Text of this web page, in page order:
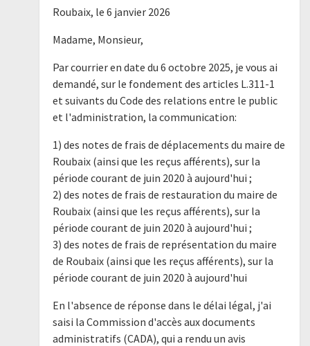
Roubaix, le 6 janvier 2026
Madame, Monsieur,
Par courrier en date du 6 octobre 2025, je vous ai
demandé, sur le fondement des articles L.311-1
et suivants du Code des relations entre le public
et l'administration, la communication:
1) des notes de frais de déplacements du maire de
Roubaix (ainsi que les reçus afférents), sur la
période courant de juin 2020 à aujourd'hui ;
2) des notes de frais de restauration du maire de
Roubaix (ainsi que les reçus afférents), sur la
période courant de juin 2020 à aujourd'hui ;
3) des notes de frais de représentation du maire
de Roubaix (ainsi que les reçus afférents), sur la
période courant de juin 2020 à aujourd'hui
En l'absence de réponse dans le délai légal, j'ai
saisi la Commission d'accès aux documents
administratifs (CADA), qui a rendu un avis